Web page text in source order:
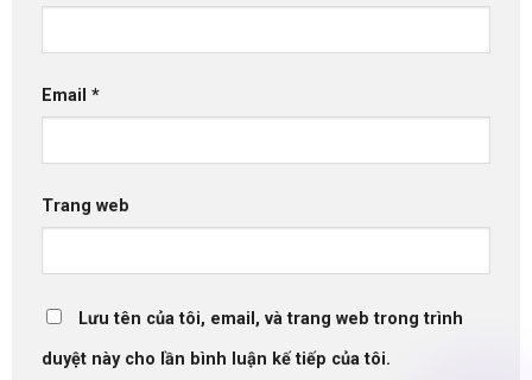
Email *
Trang web
Lưu tên của tôi, email, và trang web trong trình
duyệt này cho lần bình luận kế tiếp của tôi.